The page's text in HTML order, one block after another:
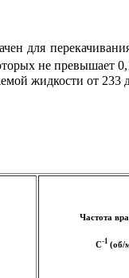
для
не превышает
жидкости от
Частота
С-1 (об/